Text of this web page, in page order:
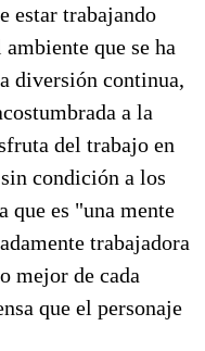
estar trabajando
que se ha
diversión continua,
a la
del trabajo en
condición a los
que es "una mente
trabajadora
mejor de cada
que el personaje